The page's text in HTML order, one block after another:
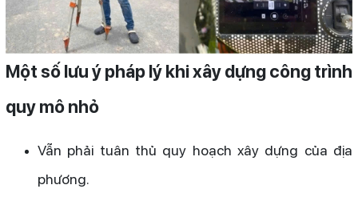
Một số lưu ý pháp lý khi xây dựng công trình
quy mô nhỏ
Vẫn phải tuân thủ quy hoạch xây dựng của địa
phương.